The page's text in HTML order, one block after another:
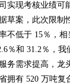
现考核业绩可能
案，此次限制性
不低于 15％，
％和 31.2％，
务需求提高，龙
拥有 520 万吨